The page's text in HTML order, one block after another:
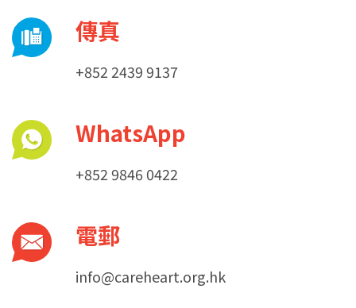
傳真
+852 2439 9137
WhatsApp
+852 9846 0422
電郵
info@careheart.org.hk